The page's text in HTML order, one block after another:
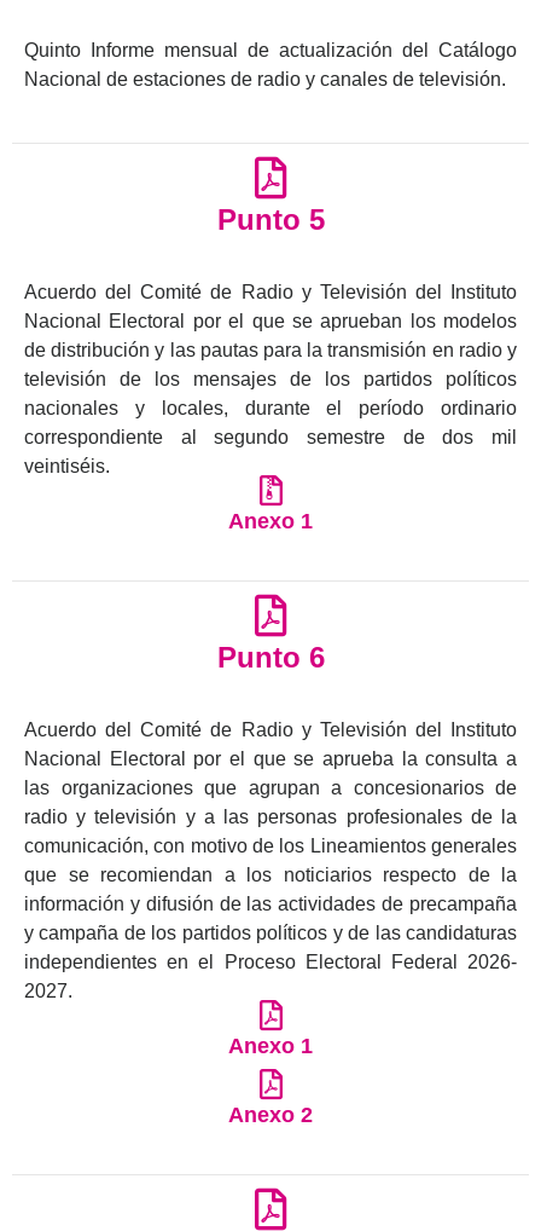
Quinto Informe mensual de actualización del Catálogo
Nacional de estaciones de radio y canales de televisión.
Punto 5
Acuerdo del Comité de Radio y Televisión del Instituto
Nacional Electoral por el que se aprueban los modelos
de distribución y las pautas para la transmisión en radio y
televisión de los mensajes de los partidos políticos
nacionales y locales, durante el período ordinario
correspondiente al segundo semestre de dos mil
veintiséis.
Anexo 1
Punto 6
Acuerdodel Comité de Radio y Televisión del Instituto
Nacional Electoral por el que se aprueba la consulta a
las organizaciones que agrupan a concesionarios de
radio y televisión y a las personas profesionales de la
comunicación, con motivo de los Lineamientos generales
que se recomiendan a los noticiarios respecto de la
información y difusión de las actividades de precampaña
y campaña de los partidos políticos y de las candidaturas
independientes en el Proceso Electoral Federal 2026-
2027.
Anexo 1
Anexo 2